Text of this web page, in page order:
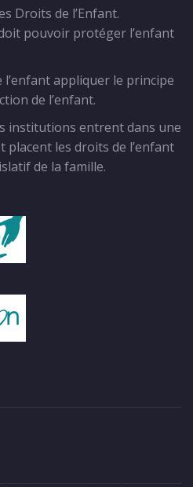
Droits de l’Enfant.
pouvoir protéger l’enfant
l’enfant appliquer le principe
de l’enfant.
institutions entrent dans une
les droits de l’enfant
de la famille.